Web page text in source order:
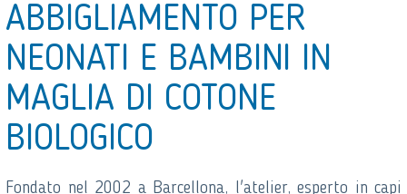
ABBIGLIAMENTO PER
NEONATI E BAMBINI IN
MAGLIA DI COTONE
BIOLOGICO
Fondato nel 2002 a Barcellona, l'atelier, esperto in capi